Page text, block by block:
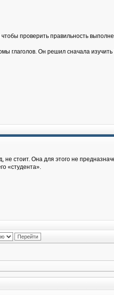
проверить правильность
глаголов. Он решил сначала
стоит. Она для этого не
«студента».